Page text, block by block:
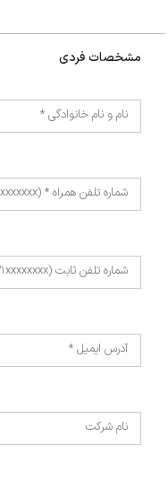
مشخصات فردی